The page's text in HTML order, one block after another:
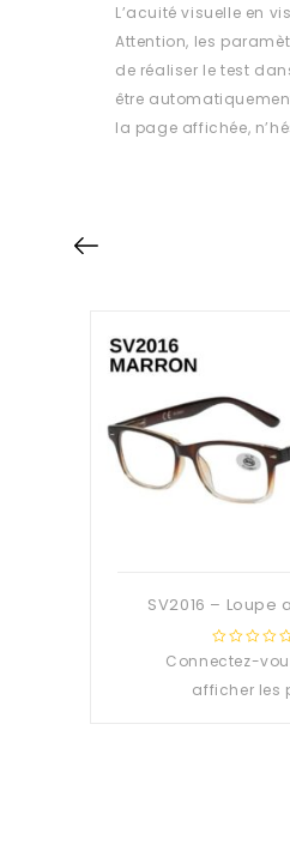
L’acuité visuelle en
Attention, les
de réaliser le test
être
la page affichée,
SV2016 – Loupe
0
Connectez-
afficher les